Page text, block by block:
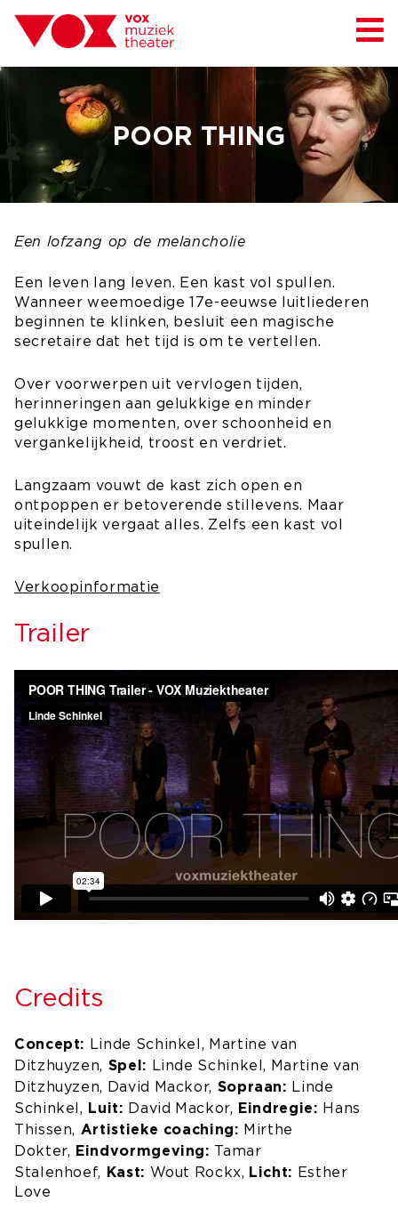
POOR THING
Een lofzang op de melancholie
Een leven lang leven. Een kast vol spullen.
Wanneer weemoedige 17e-eeuwse luitliederen
beginnen te klinken, besluit een magische
secretaire dat het tijd is om te vertellen.
Over voorwerpen uit vervlogen tijden,
herinneringen aan gelukkige en minder
gelukkige momenten, over schoonheid en
vergankelijkheid, troost en verdriet.
Langzaam vouwt de kast zich open en
ontpoppen er betoverende stillevens. Maar
uiteindelijk vergaat alles. Zelfs een kast vol
spullen.
Verkoopinformatie
Trailer
Credits
Concept:
Linde Schinkel, Martine van
Ditzhuyzen, Spel:
Linde Schinkel, Martine van
Ditzhuyzen, David Mackor, Sopraan: Linde
Schinkel, Luit: David Mackor, Eindregie: Hans
Thissen, Artistieke coaching: Mirthe
Dokter, Eindvormgeving:
Tamar
Stalenhoef, Kast: Wout Rockx, Licht:
Esther
Love